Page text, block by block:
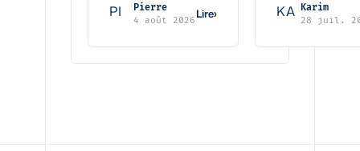
Guide pratique pour
déploiements, réduire
les erreurs et booster
PI Pierre
4 août 2026 Lire›
et garde-fous
LLM fiables en
production en
KA Karim
28 juil.